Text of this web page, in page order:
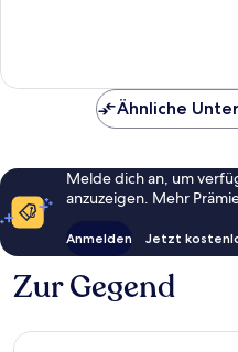
Ähnliche
Melde dich an, um
anzuzeigen. Mehr
Anmelden Jetzt
Zur Gegend